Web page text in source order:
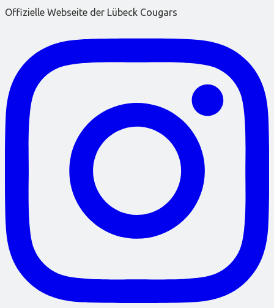
Offizielle Webseite der Lübeck Cougars